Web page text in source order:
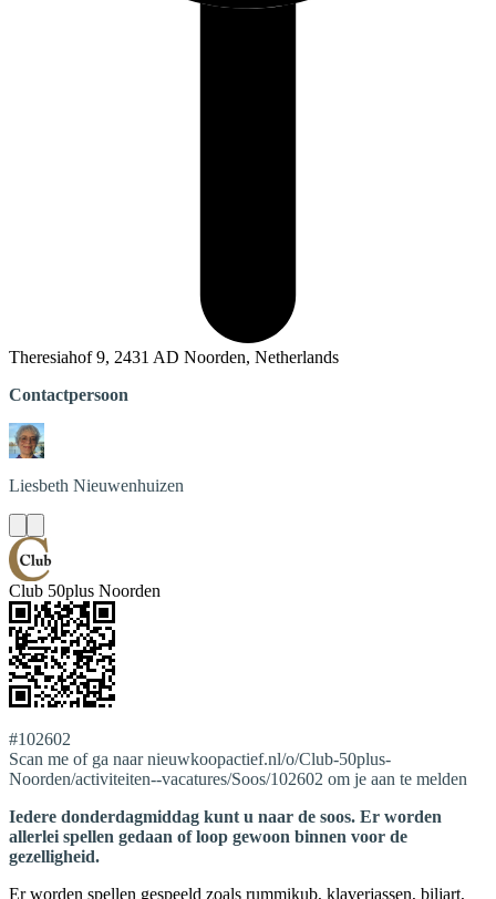
Theresiahof 9, 2431 AD Noorden, Netherlands
Contactpersoon
Liesbeth Nieuwenhuizen
Club 50plus Noorden
#102602
Scan me of ga naar nieuwkoopactief.nl/o/Club-50plus-
Noorden/activiteiten--vacatures/Soos/102602 om je aan te melden
Iedere donderdagmiddag kunt u naar de soos. Er worden
allerlei spellen gedaan of loop gewoon binnen voor de
gezelligheid.
Er worden spellen gespeeld zoals rummikub, klaverjassen, biljart,